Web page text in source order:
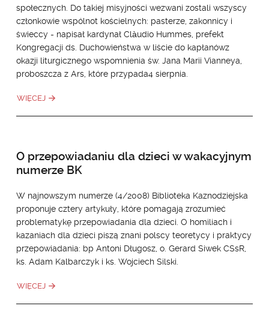
społecznych. Do takiej misyjności wezwani zostali wszyscy
członkowie wspólnot kościelnych: pasterze, zakonnicy i
świeccy - napisał kardynał Clàudio Hummes, prefekt
Kongregacji ds. Duchowieństwa w liście do kapłanówz
okazji liturgicznego wspomnienia św. Jana Marii Vianneya,
proboszcza z Ars, które przypada4 sierpnia.
WIĘCEJ
O przepowiadaniu dla dzieci w wakacyjnym
numerze BK
W najnowszym numerze (4/2008) Biblioteka Kaznodziejska
proponuje cztery artykuły, które pomagają zrozumieć
problematykę przepowiadania dla dzieci. O homiliach i
kazaniach dla dzieci piszą znani polscy teoretycy i praktycy
przepowiadania: bp Antoni Długosz, o. Gerard Siwek CSsR,
ks. Adam Kalbarczyk i ks. Wojciech Silski.
WIĘCEJ